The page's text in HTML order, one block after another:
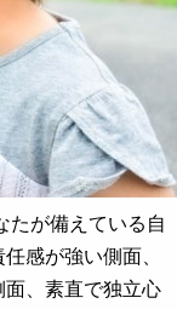
が備えている自
感が強い側面、
、素直で独立心